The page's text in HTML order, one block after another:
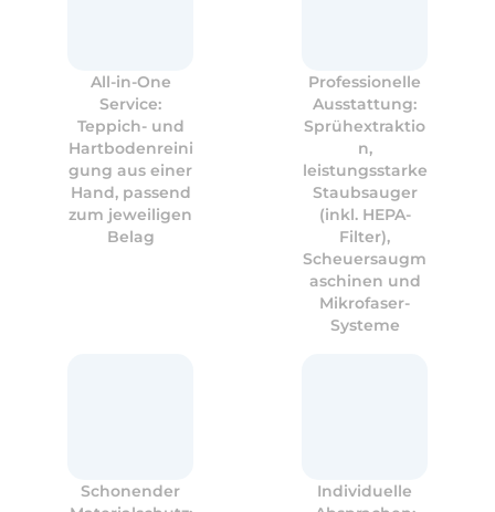
All-in-One
Service:
Teppich- und
Hartbodenreini
gung aus einer
Hand, passend
zum jeweiligen
Belag
Professionelle
Ausstattung:
Sprühextraktio
n,
leistungsstarke
Staubsauger
(inkl. HEPA-
Filter),
Scheuersaugm
aschinen und
Mikrofaser-
Systeme
Schonender
Individuelle